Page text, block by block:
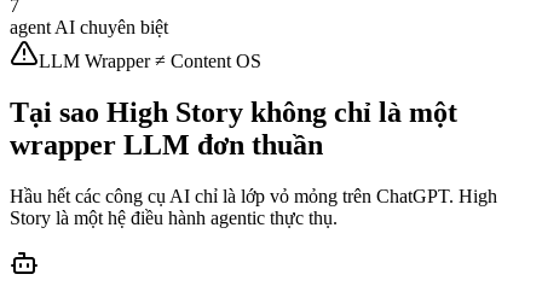
7
agent AI chuyên biệt
LLM Wrapper ≠ Content OS
Tại sao High Story không chỉ là một
wrapper LLM đơn thuần
Hầu hết các công cụ AI chỉ là lớp vỏ mỏng trên ChatGPT. High
Story là một hệ điều hành agentic thực thụ.